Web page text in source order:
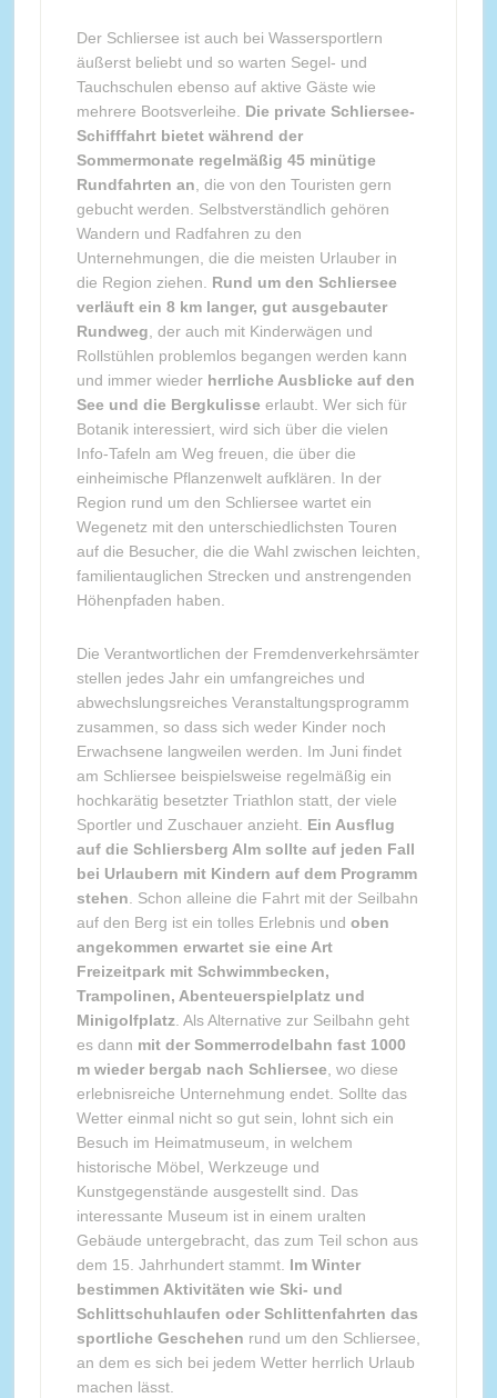
Der Schliersee ist auch bei Wassersportlern
äußerst beliebt und so warten Segel- und
Tauchschulen ebenso auf aktive Gäste wie
mehrere Bootsverleihe. Die private Schliersee-
Schifffahrt bietet während der
Sommermonate regelmäßig 45 minütige
Rundfahrten an , die von den Touristen gern
gebucht werden. Selbstverständlich gehören
Wandern und Radfahren zu den
Unternehmungen, die die meisten Urlauber in
die Region ziehen. Rund um den Schliersee
verläuft ein 8 km langer, gut ausgebauter
Rundweg , der auch mit Kinderwägen und
Rollstühlen problemlos begangen werden kann
und immer wieder herrliche Ausblicke auf den
See und die Bergkulisse erlaubt. Wer sich für
Botanik interessiert, wird sich über die vielen
Info-Tafeln am Weg freuen, die über die
einheimische Pflanzenwelt aufklären. In der
Region rund um den Schliersee wartet ein
Wegenetz mit den unterschiedlichsten Touren
auf die Besucher, die die Wahl zwischen leichten,
familientauglichen Strecken und anstrengenden
Höhenpfaden haben.
Die Verantwortlichen der Fremdenverkehrsämter
stellen jedes Jahr ein umfangreiches und
abwechslungsreiches Veranstaltungsprogramm
zusammen, so dass sich weder Kinder noch
Erwachsene langweilen werden. Im Juni findet
am Schliersee beispielsweise regelmäßig ein
hochkarätig besetzter Triathlon statt, der viele
Sportler und Zuschauer anzieht. Ein Ausflug
auf die Schliersberg Alm sollte auf jeden Fall
bei Urlaubern mit Kindern auf dem Programm
stehen . Schon alleine die Fahrt mit der Seilbahn
auf den Berg ist ein tolles Erlebnis und oben
angekommen erwartet sie eine Art
Freizeitpark mit Schwimmbecken,
Trampolinen, Abenteuerspielplatz und
Minigolfplatz . Als Alternative zur Seilbahn geht
es dann mit der Sommerrodelbahn fast 1000
m wieder bergab nach Schliersee , wo diese
erlebnisreiche Unternehmung endet. Sollte das
Wetter einmal nicht so gut sein, lohnt sich ein
Besuch im Heimatmuseum, in welchem
historische Möbel, Werkzeuge und
Kunstgegenstände ausgestellt sind. Das
interessante Museum ist in einem uralten
Gebäude untergebracht, das zum Teil schon aus
dem 15. Jahrhundert stammt. Im Winter
bestimmen Aktivitäten wie Ski- und
Schlittschuhlaufen oder Schlittenfahrten das
sportliche Geschehen rund um den Schliersee,
an dem es sich bei jedem Wetter herrlich Urlaub
machen lässt.